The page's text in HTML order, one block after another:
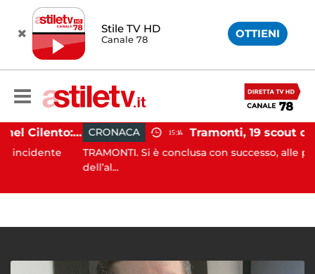
Stile TV HD
Canale 78 OTTIENI
Incidente agricolo nel Cilento: trattore si ribalta, muore 71enne CRONACA 15:14
TRAMONTI. Si è conclusa con successo, alle prime luci